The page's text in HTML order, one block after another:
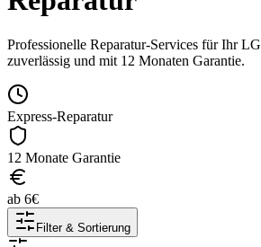
Professionelle Reparatur-Services für IhrLG
zuverlässig und mit 12 Monaten Garantie.
Express-Reparatur
12 Monate Garantie
ab 6€
Filter & Sortierung